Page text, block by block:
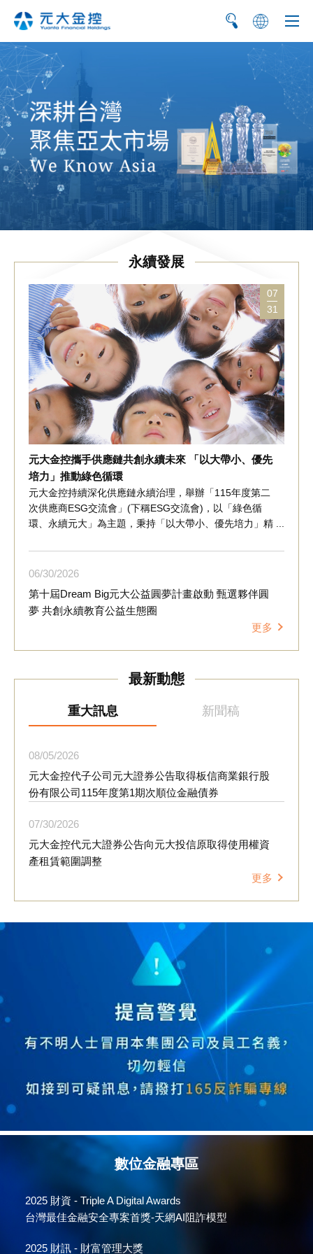
简 EN
永續發展
07
31
元大金控攜手供應鏈共創永續未來 「以大帶小、優先
培力」推動綠色循環
元大金控持續深化供應鏈永續治理，舉辦「115年度第二
次供應商ESG交流會」(下稱ESG交流會)，以「綠色循
環、永續元大」為主題，秉持「以大帶小、優先培力」精
及供應鏈永續實務，協助掌握淨零轉型趨勢，提升供應鏈
韌性，共同推動產業綠色轉型。 ESG交流會邀請環境部
並邀請睿禾金碳集團分享企業實務經驗，從綠電採購、資
源回收及友善產品採購等循環經濟面向，說明如何將永續
理念融入日常營運，降低環境風險並創造循環經濟價值。
育計畫」，累計回收逾400件桌上型及筆記型電腦、液晶
延長設備使用壽命，換算約減少5.984公噸二氧化碳排放
量，相當於少砍伐498顆樹木。此外，活動並透過分組討
內部推動的循環經濟行動，凝聚跨產業合作共識。 元大
金控響應環境部「袋袋箱傳-二手袋循環平台」政策，今
年5至6月期間，集團共募集約5,800個二手袋，全數捐贈
予建國假日花市等單位，延續資源使用價值。元大金控連
續優化供應鏈永續管理機制，擴大綠色採購與資源循環實
踐，透過與供應商長期合作，共同推動產業朝低碳轉型與
永續發展方向邁進。
06 30 2026
第十屆Dream Big元大公益圓夢計畫啟動 甄選夥伴圓
夢 共創永續教育公益生態圈
更多
最新動態
重大訊息 新聞稿
08 05 2026
元大金控代子公司元大證券公告取得板信商業銀行股
份有限公司115年度第1期次順位金融債券
07 30 2026
元大金控代元大證券公告向元大投信原取得使用權資
產租賃範圍調整
更多
數位金融專區
2025 財資 - Triple A Digital Awards
台灣最佳金融安全專案首獎-天網AI阻詐模型
2025 財訊 - 財富管理大獎